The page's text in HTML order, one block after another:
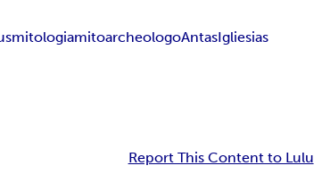
mitologiamitoarcheologoAntasIgliesias
Report This Content to Lulu